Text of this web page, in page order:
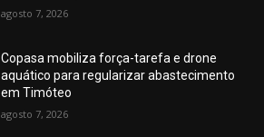
agosto 7, 2026
Copasa mobiliza força-tarefa e drone
aquático para regularizar abastecimento
em Timóteo
agosto 7, 2026